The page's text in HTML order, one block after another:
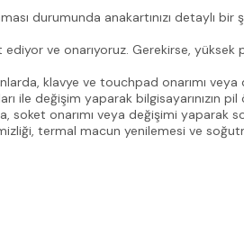
durumunda anakartınızı detaylı
ve onarıyoruz. Gerekirse,
klavye ve touchpad onarımı veya
ile değişim yaparak bilgisayarınızın pil
soket onarımı veya değişimi yaparak
termal macun yenilemesi ve